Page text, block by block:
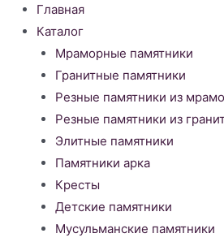
Меню
Главная
Каталог
Мраморные памятники
Гранитные памятники
Резные памятники из
Резные памятники из
Элитные памятники
Памятники арка
Кресты
Детские памятники
Мусульманские памятники